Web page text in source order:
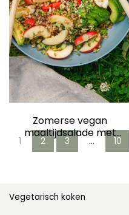
Zomerse vegan
maaltijdsalade met
granen mix: gemakkelijk,
1 2 3 … 10
Vegetarisch koken